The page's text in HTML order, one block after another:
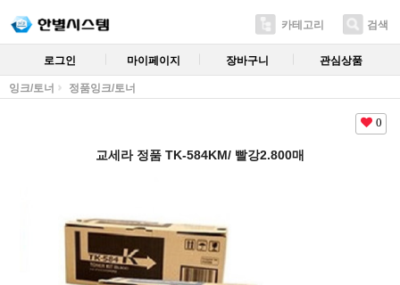
카테고리 검색
로그인 마이페이지 장바구니 관심상품
잉크/토너 정품잉크/토너
0
교세라 정품 TK-584KM/ 빨강2.800매